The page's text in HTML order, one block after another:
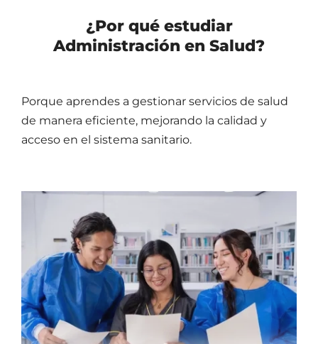
¿Por qué estudiar
Administración en Salud?
Porque aprendes a gestionar servicios de salud
de manera eficiente, mejorando la calidad y
acceso en el sistema sanitario.